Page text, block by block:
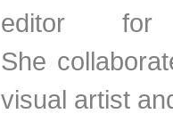
editor for
She
visual artist